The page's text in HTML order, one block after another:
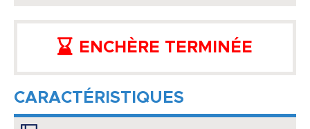
ENCHÈRE TERMINÉE
CARACTÉRISTIQUES